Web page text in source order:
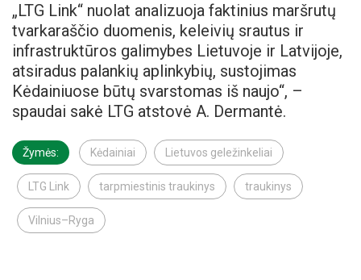
„LTG Link“ nuolat analizuoja faktinius maršrutų
tvarkaraščio duomenis, keleivių srautus ir
infrastruktūros galimybes Lietuvoje ir Latvijoje,
atsiradus palankių aplinkybių, sustojimas
Kėdainiuose būtų svarstomas iš naujo“, –
spaudai sakė LTG atstovė A. Dermantė.
Žymės: Kėdainiai Lietuvos geležinkeliai
LTG Link tarpmiestinis traukinys traukinys
Vilnius–Ryga